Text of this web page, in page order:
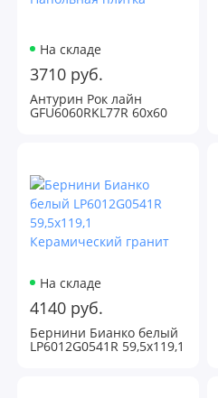
На складе
3710 руб.
Антурин Рок лайн
GFU6060RKL77R 60х60
На складе
4140 руб.
Бернини Бианко белый
LP6012G0541R 59,5х119,1